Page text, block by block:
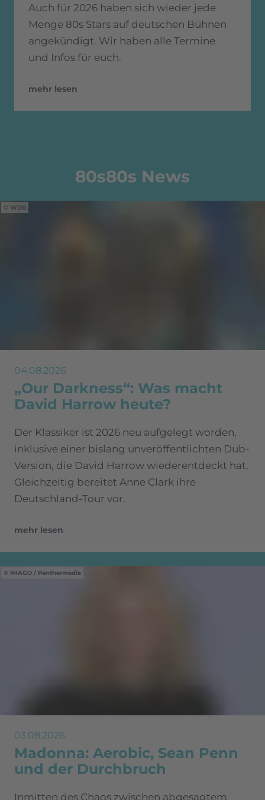
Auch für 2026 haben sich wieder jede
Menge 80s Stars auf deutschen Bühnen
angekündigt. Wir haben alle Termine
und Infos für euch.
mehr lesen
80s80s News
WDR
04.08.2026
„Our Darkness“: Was macht
David Harrow heute?
Der Klassiker ist 2026 neu aufgelegt worden,
inklusive einer bislang unveröffentlichten Dub-
Version, die David Harrow wiederentdeckt hat.
Gleichzeitig bereitet Anne Clark ihre
Deutschland-Tour vor.
mehr lesen
IMAGO / Panthermedia
03.08.2026
Madonna: Aerobic, Sean Penn
und der Durchbruch
Inmitten des Chaos zwischen abgesagtem